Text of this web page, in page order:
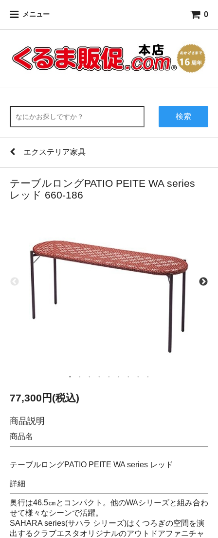
メニュー 0
検索
エクステリア家具
テーブルロングPATIO PEITE WA series
レッド 660-186
77,300円(税込)
商品説明
商品名
テーブルロングPATIO PEITE WA series レッド
詳細
奥行は46.5㎝とコンパクト。他のWAシリーズと組み合わ
せて様々なシーンで活躍。
SAHARA series(サハラ シリーズ)はくつろぎの空間を演
出するクラブエスタオリジナルのアウトドアファニチャ